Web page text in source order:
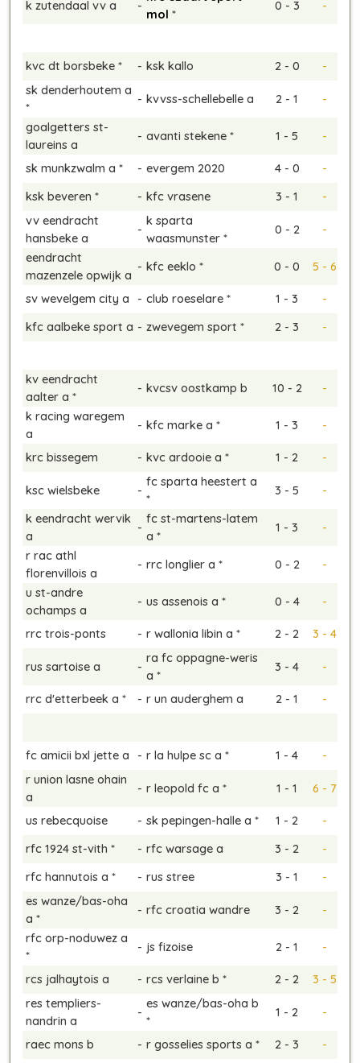
k zutendaal vv a -
mol *
0 - 3 -
kvc dt borsbeke * - ksk kallo 2 - 0
-
sk denderhoutem a
*
- kvvss-schellebelle a 2 - 1
-
goalgetters st-
laureins a
- avanti stekene * 1 - 5 -
sk munkzwalm a * - evergem 2020 4 - 0
-
ksk beveren *
- kfc vrasene 3 - 1
-
vv eendracht
hansbeke a
-
k sparta
waasmunster *
0 - 2
-
eendracht
mazenzele opwijk a
- kfc eeklo * 0 - 0 5 - 6
sv wevelgem city a - club roeselare * 1 - 3
-
kfc aalbeke sport a - zwevegem sport * 2 - 3 -
kv eendracht
aalter a *
- kvcsv oostkamp b 10 - 2
-
k racing waregem
a
- kfc marke a * 1 - 3 -
krc bissegem - kvc ardooie a * 1 - 2 -
ksc wielsbeke -
fc sparta heestert a
*
3 - 5
-
k eendracht wervik
a
-
fc st-martens-latem
a *
1 - 3
-
r rac athl
florenvillois a
- rrc longlier a * 0 - 2
-
u st-andre
ochamps a
- us assenois a * 0 - 4 -
rrc trois-ponts - r wallonia libin a * 2 - 2 3 - 4
rus sartoise a -
ra fc oppagne-weris
a *
3 - 4 -
rrc d'etterbeek a * - r un auderghem a 2 - 1 -
fc amicii bxl jette a - r la hulpe sc a * 1 - 4
-
r union lasne ohain
a
- r leopold fc a * 1 - 1 6 - 7
us rebecquoise - sk pepingen-halle a * 1 - 2
-
rfc 1924 st-vith *
- rfc warsage a 3 - 2
-
rfc hannutois a *
- rus stree 3 - 1
-
es wanze/bas-oha
a *
- rfc croatia wandre 3 - 2
-
rfc orp-noduwez a
*
- js fizoise 2 - 1 -
rcs jalhaytois a - rcs verlaine b * 2 - 2
3 - 5
res templiers-
nandrin a
-
es wanze/bas-oha b
*
1 - 2 -
raec mons b - r gosselies sports a * 2 - 3 -